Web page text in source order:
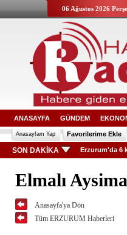
06 Ağustos 2026
ANASAYFA GÜNDEM
Anasayfam Yap Favorilerime Ekle
SON DAKİKA Erzurum'da 6
Elmalı
Anasayfa'ya Dön
Tüm ERZURUM Haberleri